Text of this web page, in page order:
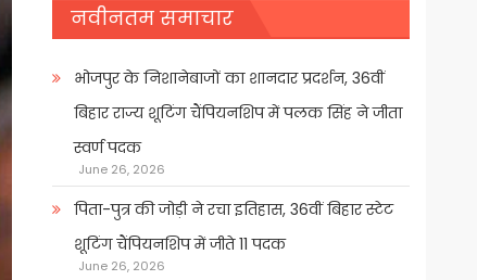
नवीनतम समाचार
भोजपुर के निशानेबाजों का शानदार प्रदर्शन, 36वीं
बिहार राज्य शूटिंग चैंपियनशिप में पलक सिंह ने जीता
स्वर्ण पदक
June 26, 2026
पिता-पुत्र की जोड़ी ने रचा इतिहास, 36वीं बिहार स्टेट
शूटिंग चैंपियनशिप में जीते 11 पदक
June 26, 2026